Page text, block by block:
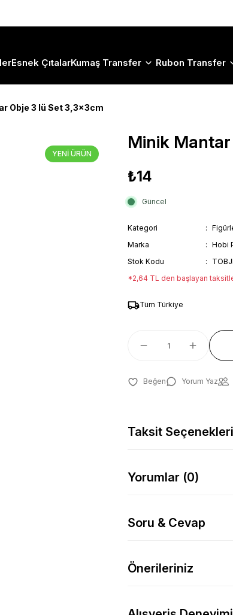
Esnek ÇıtalarKumaş Transfer Rubon Transfer
Obje 3 lü Set 3,3x3cm
YENİ ÜRÜN
Minik
₺14
Güncel
Kategori
Marka
Hobi
Stok Kodu
*2,64 TL den başlayan
Tüm Türkiye
Yorum Yaz
Taksit Seçenekleri
Yorumlar (0)
Soru & Cevap
Önerileriniz